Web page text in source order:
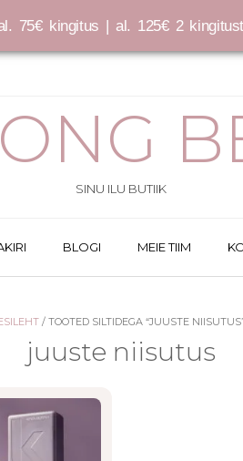
SINU ILU BUTIIK
BLOGI MEIE TIIM
/ TOOTED SILTIDEGA “JUUSTE
juuste niisutus
75€ kingitus | al. 125€ 2 kingitust